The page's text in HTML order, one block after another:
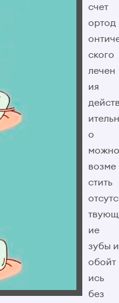
счет
ортод
ского
лечен
ия
действ
ительн
о
можно
возме
стить
отсутс
твующ
ие
зубы и
обойт
ись
без